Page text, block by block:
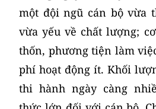
một đội ngũ cán bộ vừa
vừa yếu về chất lượng;
thốn, phương tiện làm
phí hoạt động ít. Khối
thi hành ngày càng